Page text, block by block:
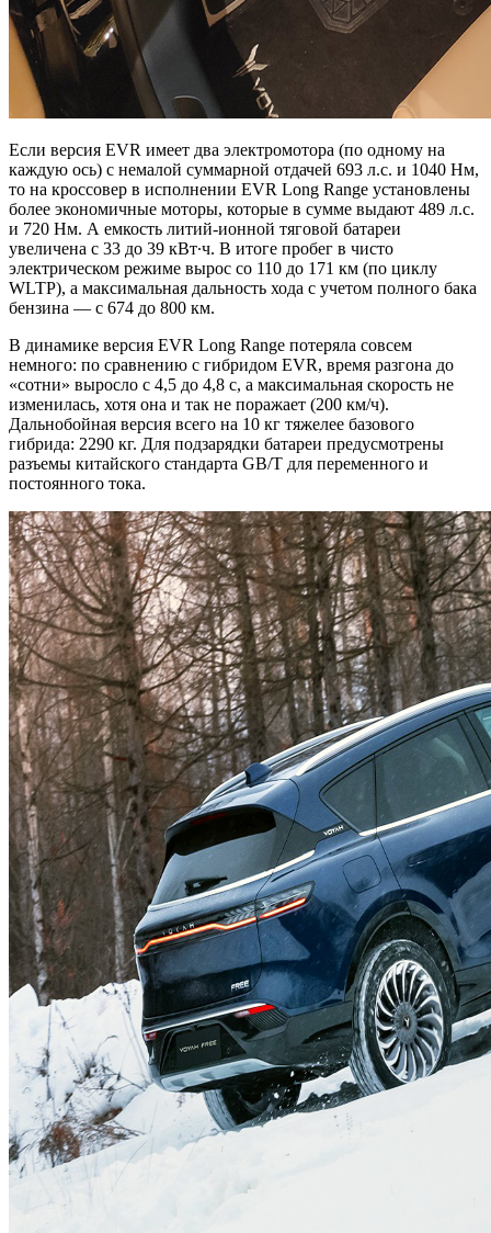
Если версия EVR имеет два электромотора (по одному на
каждую ось) с немалой суммарной отдачей 693 л.с. и 1040 Нм,
то на кроссовер в исполнении EVR Long Range установлены
более экономичные моторы, которые в сумме выдают 489 л.с.
и 720 Нм. А емкость литий-ионной тяговой батареи
увеличена с 33 до 39 кВт∙ч. В итоге пробег в чисто
электрическом режиме вырос со 110 до 171 км (по циклу
WLTP), а максимальная дальность хода с учетом полного бака
бензина — с 674 до 800 км.
В динамике версия EVR Long Range потеряла совсем
немного: по сравнению с гибридом EVR, время разгона до
«сотни» выросло с 4,5 до 4,8 с, а максимальная скорость не
изменилась, хотя она и так не поражает (200 км/ч).
Дальнобойная версия всего на 10 кг тяжелее базового
гибрида: 2290 кг. Для подзарядки батареи предусмотрены
разъемы китайского стандарта GB/T для переменного и
постоянного тока.